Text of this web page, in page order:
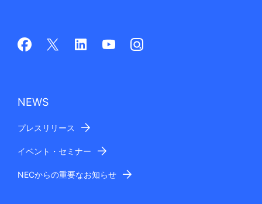
NEWS
プレスリリース
イベント・セミナー
NECからの重要なお知らせ